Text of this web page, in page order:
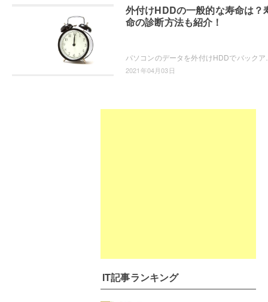
外付けHDDの一般的な寿命は？
命の診断方法も紹介！
2021年04月03日
IT記事ランキング